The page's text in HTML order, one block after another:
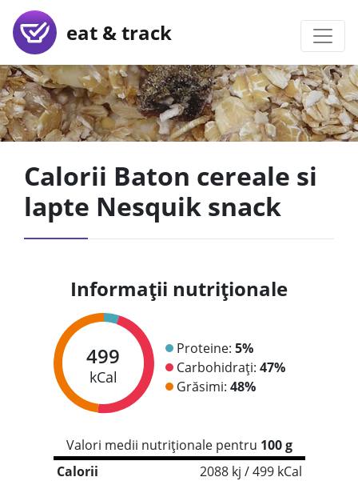
eat & track
Calorii Baton cereale si
lapte Nesquik snack
Informații nutriționale
499
kCal
Proteine: 5%
Carbohidrați: 47%
Grăsimi: 48%
Valori medii nutriționale pentru 100 g
Calorii
2088 kj / 499 kCal